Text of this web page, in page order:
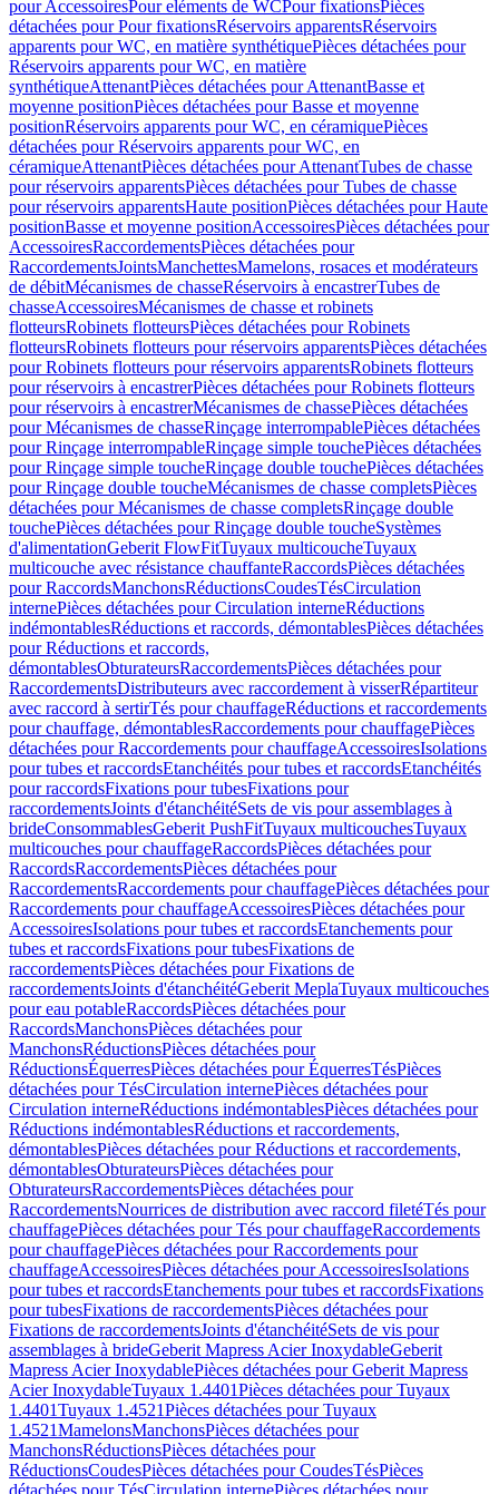
pour AccessoiresPour eléments de WCPour fixationsPièces
détachées pour Pour fixationsRéservoirs apparentsRéservoirs
apparents pour WC, en matière synthétiquePièces détachées pour
Réservoirs apparents pour WC, en matière
synthétiqueAttenantPièces détachées pour AttenantBasse et
moyenne positionPièces détachées pour Basse et moyenne
positionRéservoirs apparents pour WC, en céramiquePièces
détachées pour Réservoirs apparents pour WC, en
céramiqueAttenantPièces détachées pour AttenantTubes de chasse
pour réservoirs apparentsPièces détachées pour Tubes de chasse
pour réservoirs apparentsHaute positionPièces détachées pour Haute
positionBasse et moyenne positionAccessoiresPièces détachées pour
AccessoiresRaccordementsPièces détachées pour
RaccordementsJointsManchettesMamelons, rosaces et modérateurs
de débitMécanismes de chasseRéservoirs à encastrerTubes de
chasseAccessoiresMécanismes de chasse et robinets
flotteursRobinets flotteursPièces détachées pour Robinets
flotteursRobinets flotteurs pour réservoirs apparentsPièces détachées
pour Robinets flotteurs pour réservoirs apparentsRobinets flotteurs
pour réservoirs à encastrerPièces détachées pour Robinets flotteurs
pour réservoirs à encastrerMécanismes de chassePièces détachées
pour Mécanismes de chasseRinçage interrompablePièces détachées
pour Rinçage interrompableRinçage simple touchePièces détachées
pour Rinçage simple toucheRinçage double touchePièces détachées
pour Rinçage double toucheMécanismes de chasse completsPièces
détachées pour Mécanismes de chasse completsRinçage double
touchePièces détachées pour Rinçage double toucheSystèmes
d'alimentationGeberit FlowFitTuyaux multicoucheTuyaux
multicouche avec résistance chauffanteRaccordsPièces détachées
pour RaccordsManchonsRéductionsCoudesTésCirculation
internePièces détachées pour Circulation interneRéductions
indémontablesRéductions et raccords, démontablesPièces détachées
pour Réductions et raccords,
démontablesObturateursRaccordementsPièces détachées pour
RaccordementsDistributeurs avec raccordement à visserRépartiteur
avec raccord à sertirTés pour chauffageRéductions et raccordements
pour chauffage, démontablesRaccordements pour chauffagePièces
détachées pour Raccordements pour chauffageAccessoiresIsolations
pour tubes et raccordsEtanchéités pour tubes et raccordsEtanchéités
pour raccordsFixations pour tubesFixations pour
raccordementsJoints d'étanchéitéSets de vis pour assemblages à
brideConsommablesGeberit PushFitTuyaux multicouchesTuyaux
multicouches pour chauffageRaccordsPièces détachées pour
RaccordsRaccordementsPièces détachées pour
RaccordementsRaccordements pour chauffagePièces détachées pour
Raccordements pour chauffageAccessoiresPièces détachées pour
AccessoiresIsolations pour tubes et raccordsEtanchements pour
tubes et raccordsFixations pour tubesFixations de
raccordementsPièces détachées pour Fixations de
raccordementsJoints d'étanchéitéGeberit MeplaTuyaux multicouches
pour eau potableRaccordsPièces détachées pour
RaccordsManchonsPièces détachées pour
ManchonsRéductionsPièces détachées pour
RéductionsÉquerresPièces détachées pour ÉquerresTésPièces
détachées pour TésCirculation internePièces détachées pour
Circulation interneRéductions indémontablesPièces détachées pour
Réductions indémontablesRéductions et raccordements,
démontablesPièces détachées pour Réductions et raccordements,
démontablesObturateursPièces détachées pour
ObturateursRaccordementsPièces détachées pour
RaccordementsNourrices de distribution avec raccord filetéTés pour
chauffagePièces détachées pour Tés pour chauffageRaccordements
pour chauffagePièces détachées pour Raccordements pour
chauffageAccessoiresPièces détachées pour AccessoiresIsolations
pour tubes et raccordsEtanchements pour tubes et raccordsFixations
pour tubesFixations de raccordementsPièces détachées pour
Fixations de raccordementsJoints d'étanchéitéSets de vis pour
assemblages à brideGeberit Mapress Acier InoxydableGeberit
Mapress Acier InoxydablePièces détachées pour Geberit Mapress
Acier InoxydableTuyaux 1.4401Pièces détachées pour Tuyaux
1.4401Tuyaux 1.4521Pièces détachées pour Tuyaux
1.4521MamelonsManchonsPièces détachées pour
ManchonsRéductionsPièces détachées pour
RéductionsCoudesPièces détachées pour CoudesTésPièces
détachées pour TésCirculation internePièces détachées pour